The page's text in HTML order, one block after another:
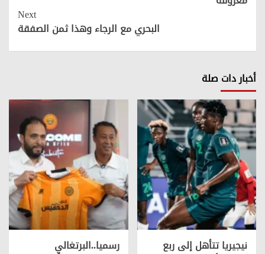
Next
البحري مع الرجاء وهذا ثمن الصفقة
أخبار دات صلة
نيجيريا تتأهل إلى ربع رسميا..البرتغالي